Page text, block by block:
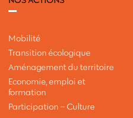
Mobilité
Transition écologique
Aménagement du territoire
Economie, emploi et
formation
Participation – Culture